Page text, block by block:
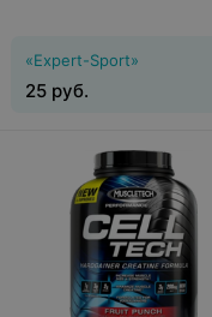
«Expert-Sport»
25 руб.